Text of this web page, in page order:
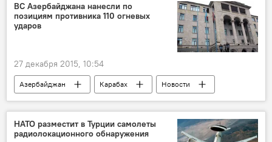
ВС Азербайджана нанесли по
позициям противника 110 огневых
ударов
27 декабря 2015, 10:54
Азербайджан Карабах Новости
НАТО разместит в Турции самолеты
радиолокационного обнаружения